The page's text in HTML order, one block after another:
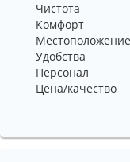
Чистота
Комфорт
Местоположение
Удобства
Персонал
Цена/качество